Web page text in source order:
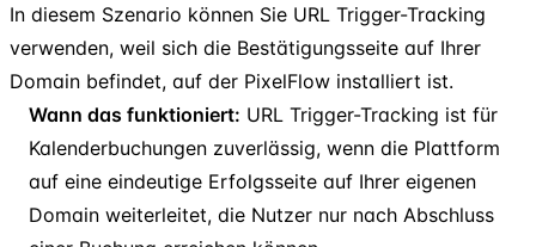
In diesem Szenario können Sie URL Trigger-Tracking
verwenden, weil sich die Bestätigungsseite auf Ihrer
Domain befindet, auf der PixelFlow installiert ist.
Wann das funktioniert: URL Trigger-Tracking ist für
Kalenderbuchungen zuverlässig, wenn die Plattform
auf eine eindeutige Erfolgsseite auf Ihrer eigenen
Domain weiterleitet, die Nutzer nur nach Abschluss